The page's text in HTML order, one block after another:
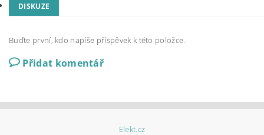
DISKUZE
Buďte první, kdo napíše příspěvek k této položce.
Přidat komentář
Elekt.cz